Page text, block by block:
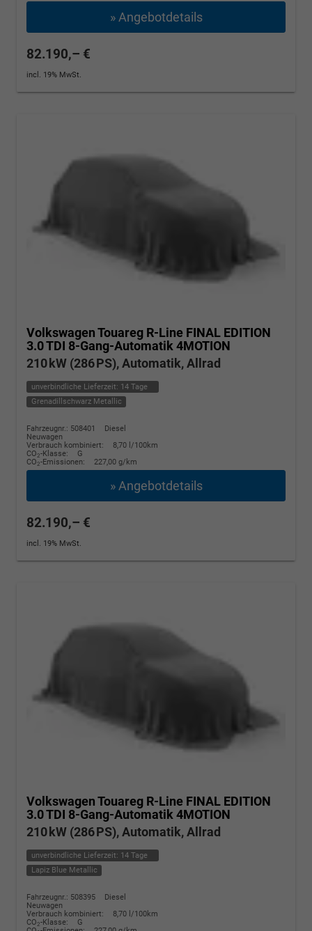
» Angebotdetails
82.190,– €
incl. 19% MwSt.
Volkswagen Touareg R-Line FINAL EDITION
3.0 TDI 8-Gang-Automatik 4MOTION
210 kW (286 PS), Automatik, Allrad
unverbindliche Lieferzeit: 14 Tage
Grenadillschwarz Metallic
Fahrzeugnr.: 508401
Diesel
Neuwagen
Verbrauch kombiniert:
8,70 l/100km
CO2-Klasse:
G
CO2-Emissionen: 227,00 g/km
» Angebotdetails
82.190,– €
incl. 19% MwSt.
Volkswagen Touareg R-Line FINAL EDITION
3.0 TDI 8-Gang-Automatik 4MOTION
210 kW (286 PS), Automatik, Allrad
unverbindliche Lieferzeit: 14 Tage
Lapiz Blue Metallic
Fahrzeugnr.: 508395
Diesel
Neuwagen
Verbrauch kombiniert:
8,70 l/100km
CO2-Klasse:
G